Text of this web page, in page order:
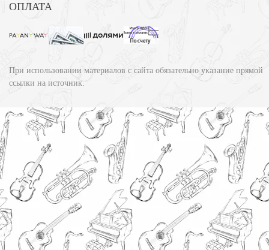
ОПЛАТА
При использовании материалов с сайта обязательно указание прямой
ссылки на источник.